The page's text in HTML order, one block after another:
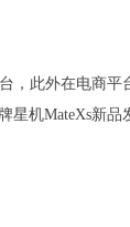
，此外在电商平
机MateXs新品